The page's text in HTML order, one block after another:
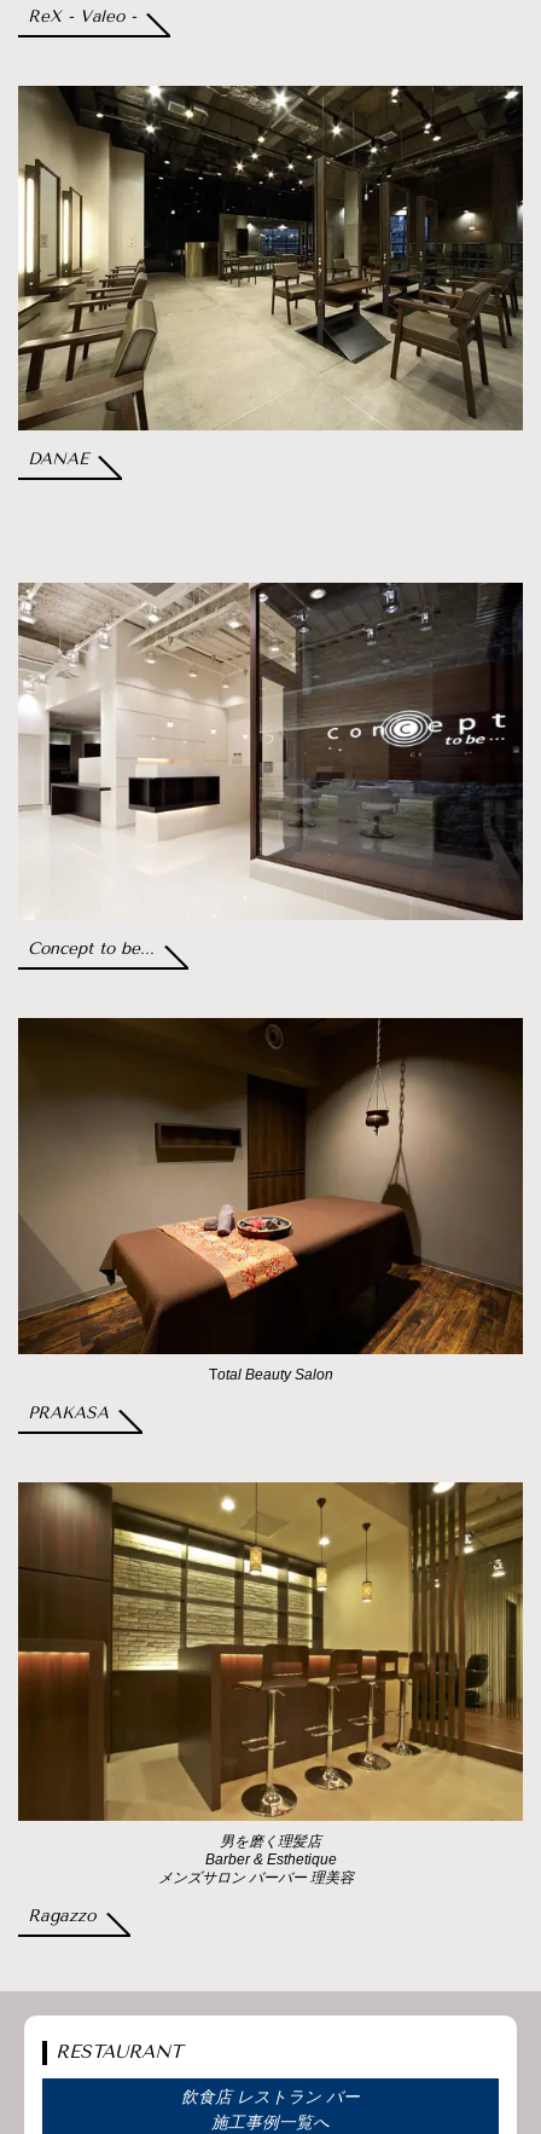
ReX - Valeo -
DANAE
Concept to be...
Total Beauty Salon
PRAKASA
男を磨く理髪店
Barber & Esthetique
メンズサロン バーバー 理美容
Ragazzo
RESTAURANT
飲食店 レストラン バー
施工事例一覧へ